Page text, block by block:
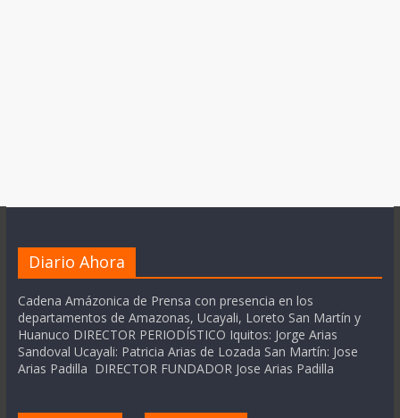
Diario Ahora
Cadena Amázonica de Prensa con presencia en los
departamentos de Amazonas, Ucayali, Loreto San Martín y
Huanuco DIRECTOR PERIODÍSTICO Iquitos: Jorge Arias
Sandoval Ucayali: Patricia Arias de Lozada San Martín: Jose
Arias Padilla DIRECTOR FUNDADOR Jose Arias Padilla